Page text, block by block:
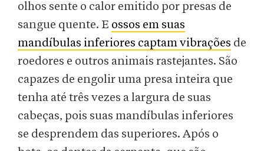
olhos sente o calor emitido por presas de
sangue quente. E ossos em suas
mandíbulas inferiores captam vibrações de
roedores e outros animais rastejantes. São
capazes de engolir uma presa inteira que
tenha até três vezes a largura de suas
cabeças, pois suas mandíbulas inferiores
se desprendem das superiores. Após o